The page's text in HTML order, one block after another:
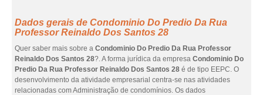
Dados gerais de Condominio Do Predio Da Rua
Professor Reinaldo Dos Santos 28
Quer saber mais sobre a Condominio Do Predio Da Rua Professor
Reinaldo Dos Santos 28?. A forma jurídica da empresa Condominio Do
Predio Da Rua Professor Reinaldo Dos Santos 28 é de tipo EEPC. O
desenvolvimento da atividade empresarial centra-se nas atividades
relacionadas com Administração de condomínios. Os dados